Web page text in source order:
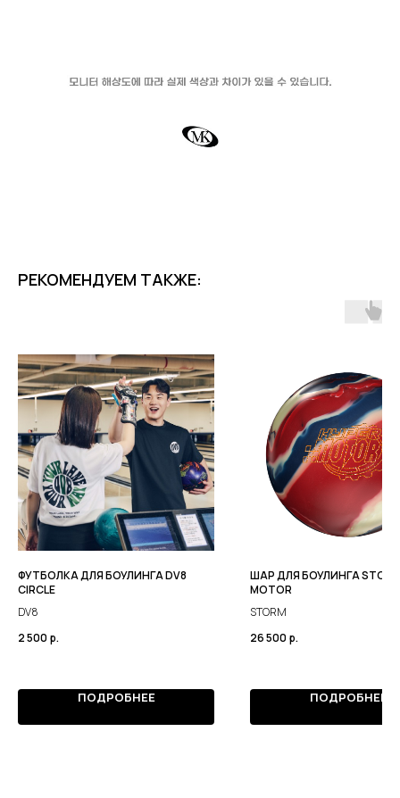
РЕКОМЕНДУЕМ ТАКЖЕ:
ФУТБОЛКА ДЛЯ БОУЛИНГА DV8
CIRCLE
DV8
2 500 р.
ПОДРОБНЕЕ
ШАР ДЛЯ БОУЛИНГА STORM
MOTOR
STORM
26 500 р.
ПОДРОБНЕЕ